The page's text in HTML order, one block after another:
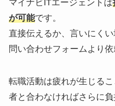
マイナビITエージェントは
が可能です。
直接伝えるか、言いにく
問い合わせフォームより依
転職活動は疲れが生じる
者と合わなければさらに負